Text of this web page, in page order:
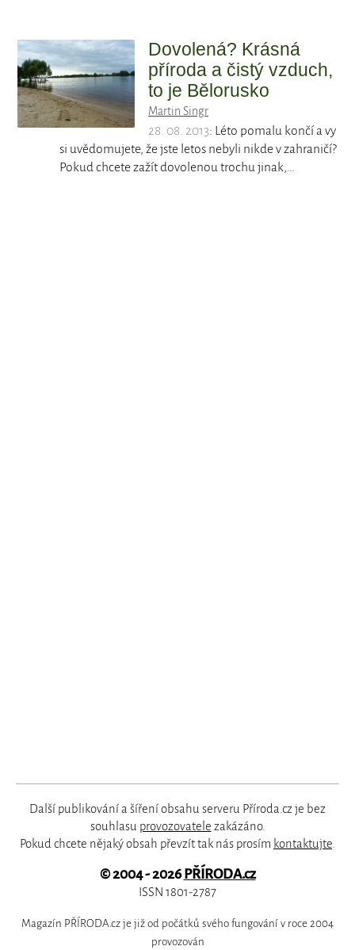
Dovolená? Krásná
příroda a čistý vzduch,
to je Bělorusko
Martin Singr
28. 08. 2013: Léto pomalu končí a vy
si uvědomujete, že jste letos nebyli nikde v zahraničí?
Pokud chcete zažít dovolenou trochu jinak,…
Další publikování a šíření obsahu serveru Příroda.cz je bez
souhlasu provozovatele zakázáno.
Pokud chcete nějaký obsah převzít tak nás prosím kontaktujte.
© 2004 - 2026PŘÍRODA.cz
ISSN 1801-2787
Magazín PŘÍRODA.cz je již od počátků svého fungování v roce 2004
provozován